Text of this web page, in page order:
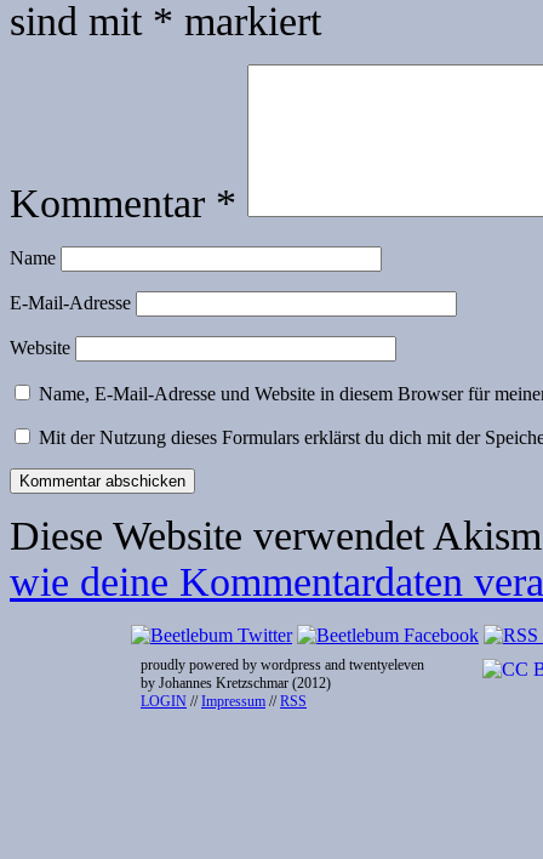
sind mit * markiert
Kommentar *
Name
E-Mail-Adresse
Website
Name, E-Mail-Adresse und Website in diesem Browser für
Mit der Nutzung dieses Formulars erklärst du dich mit der
Diese Website verwendet
wie deine Kommentardaten
proudly powered by wordpress and twentyeleven
by Johannes Kretzschmar (2012)
LOGIN //Impressum //RSS